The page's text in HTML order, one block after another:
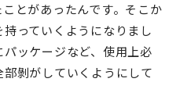
とがあったんです。そこか
っていくようになりまし
ッケージなど、使用上必
剝がしていくようにして